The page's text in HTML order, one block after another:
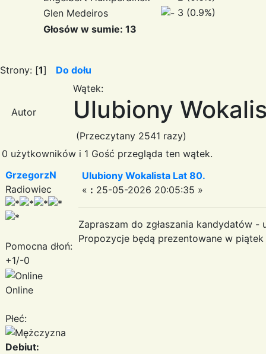
Glen Medeiros
3 (0.9%)
Głosów w sumie: 13
Strony: [1] Do dołu
Autor
Wątek:
Ulubiony
(Przeczytany 2541 razy)
0 użytkowników i 1 Gość przegląda ten wątek.
GrzegorzN
Radiowiec
Pomocna dłoń:
+1/-0
Online
Płeć:
Debiut:
Ulubiony Wokalista Lat 80.
« : 25-05-2026 20:05:35 »
Zapraszam do zgłaszania kandydatów
Propozycje będą prezentowane w piątek